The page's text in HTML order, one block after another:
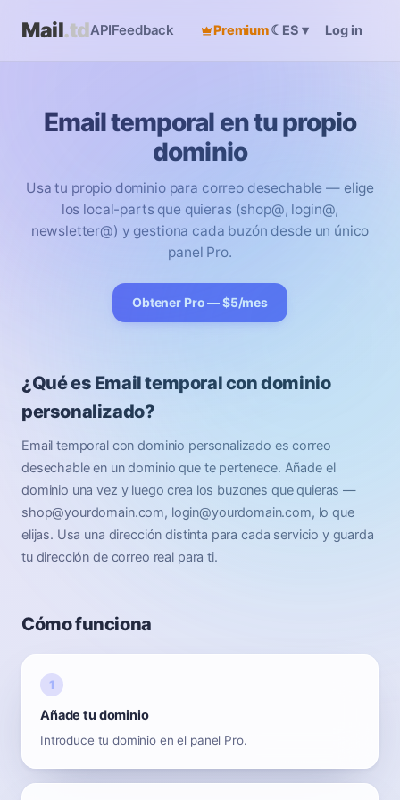
Mail.tdAPIFeedback Premium☾ ES ▾ Log in
Email temporal en tu propio
dominio
Usa tu propio dominio para correo desechable — elige
los local-parts que quieras (shop@, login@,
newsletter@) y gestiona cada buzón desde un único
panel Pro.
Obtener Pro — $5/mes
¿Qué es Email temporal con dominio
personalizado?
Email temporal con dominio personalizado es correo
desechable en un dominio que te pertenece. Añade el
dominio una vez y luego crea los buzones que quieras —
shop@yourdomain.com, login@yourdomain.com, lo que
elijas. Usa una dirección distinta para cada servicio y guarda
tu dirección de correo real para ti.
Cómo funciona
Añade tu dominio
Introduce tu dominio en el panel Pro.